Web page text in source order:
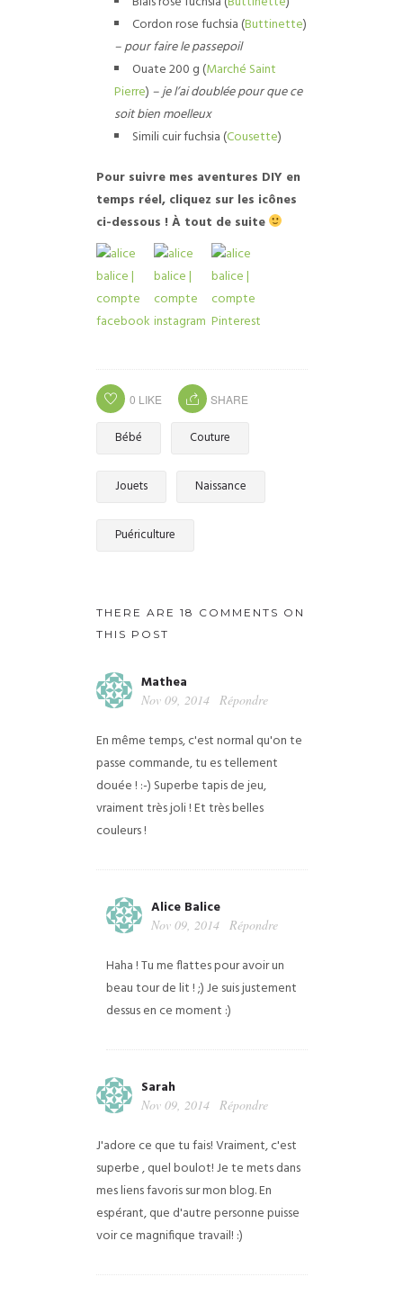
Cordon rose fuchsia (Buttinette)
– pour faire le passepoil
Ouate 200 g (Marché Saint
Pierre) – je l’ai doublée pour que ce
soit bien moelleux
Simili cuir fuchsia (Cousette)
Pour suivre mes aventures DIY en
temps réel, cliquez sur les icônes
ci-dessous ! À tout de suite
0 LIKE SHARE
Bébé Couture
Jouets Naissance
Puériculture
THERE ARE 18 COMMENTS ON
THIS POST
Mathea
Nov 09, 2014 Répondre
En même temps, c'est normal qu'on te
passe commande, tu es tellement
douée ! :-) Superbe tapis de jeu,
vraiment très joli ! Et très belles
couleurs !
Alice Balice
Nov 09, 2014 Répondre
Haha ! Tu me flattes pour avoir un
beau tour de lit ! ;) Je suis justement
dessus en ce moment :)
Sarah
Nov 09, 2014 Répondre
J'adore ce que tu fais! Vraiment, c'est
superbe , quel boulot! Je te mets dans
mes liens favoris sur mon blog. En
espérant, que d'autre personne puisse
voir ce magnifique travail! :)